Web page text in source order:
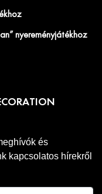
nyereményjátékhoz
és
kapcsolatos hírekről